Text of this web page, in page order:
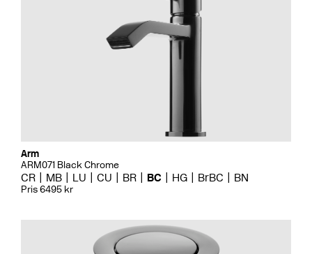
Arm
ARM071 Black Chrome
CR MB LU CU BR BC HG BrBC BN
Pris 6495 kr